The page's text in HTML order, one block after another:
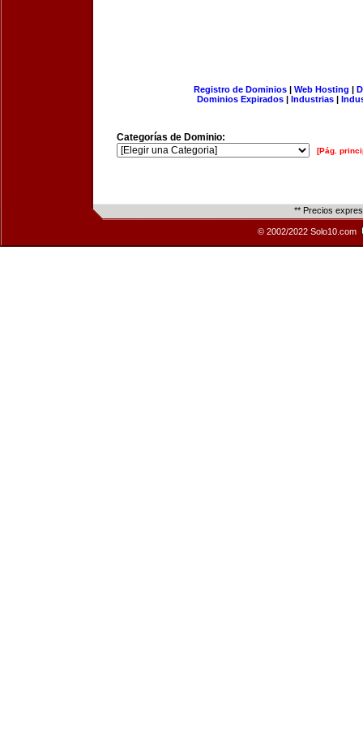
Registro de Dominios| Web Hosting |
Dominios Expirados | Industrias |
Categorías de Dominio:
[Pág.
** Precios
© 2002/2022 Solo10.com